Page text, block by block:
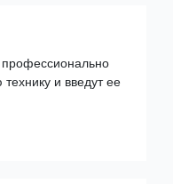
и введут ее